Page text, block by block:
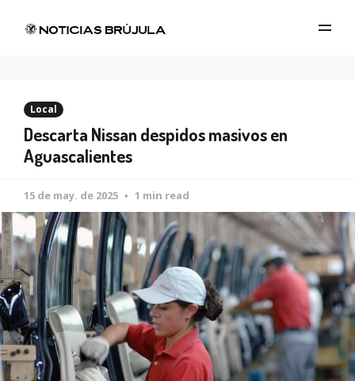
Local
Descarta Nissan despidos masivos en
Aguascalientes
15 de may. de 2025 1 min read